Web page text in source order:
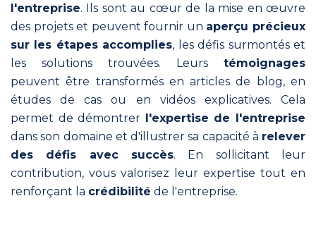
avec
méthode.
l'entreprise. Ils sont au cœur de la mise en œuvre
des projets et peuvent fournir un aperçu précieux
sur les étapes accomplies, les défis surmontés et
les solutions trouvées. Leurs témoignages
peuvent être transformés en articles de blog, en
études de cas ou en vidéos explicatives. Cela
permet de démontrer
l'expertise de l'entreprise
dans son domaine et d'illustrer sa capacité à relever
des défis avec succès. En sollicitant leur
contribution, vous valorisez leur expertise tout en
renforçant la crédibilité de l'entreprise.